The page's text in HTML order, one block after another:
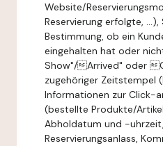
Website/
Reservierung erfolgte,
Bestimmung, ob ein
eingehalten hat oder
Show"/Arrived" oder
zugehöriger Zeitstempel
Informationen zur Click-
(bestellte Produkte/
Abholdatum und -
Reservierungsanlass,